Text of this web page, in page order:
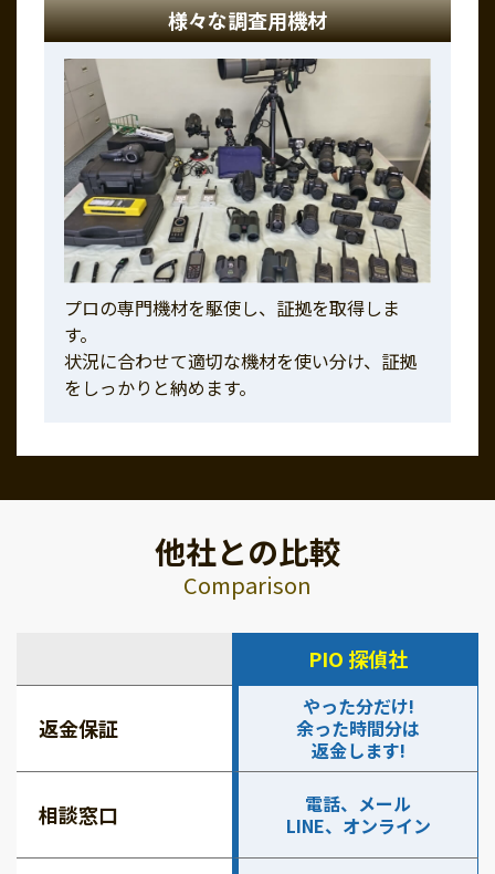
様々な調査用機材
プロの専門機材を駆使し、証拠を取得しま
す。
状況に合わせて適切な機材を使い分け、証拠
をしっかりと納めます。
他社との比較
Comparison
PIO 探偵社
返金保証
やった分だけ!
余った時間分は
返金します!
相談窓口
電話、メール
LINE、オンライン